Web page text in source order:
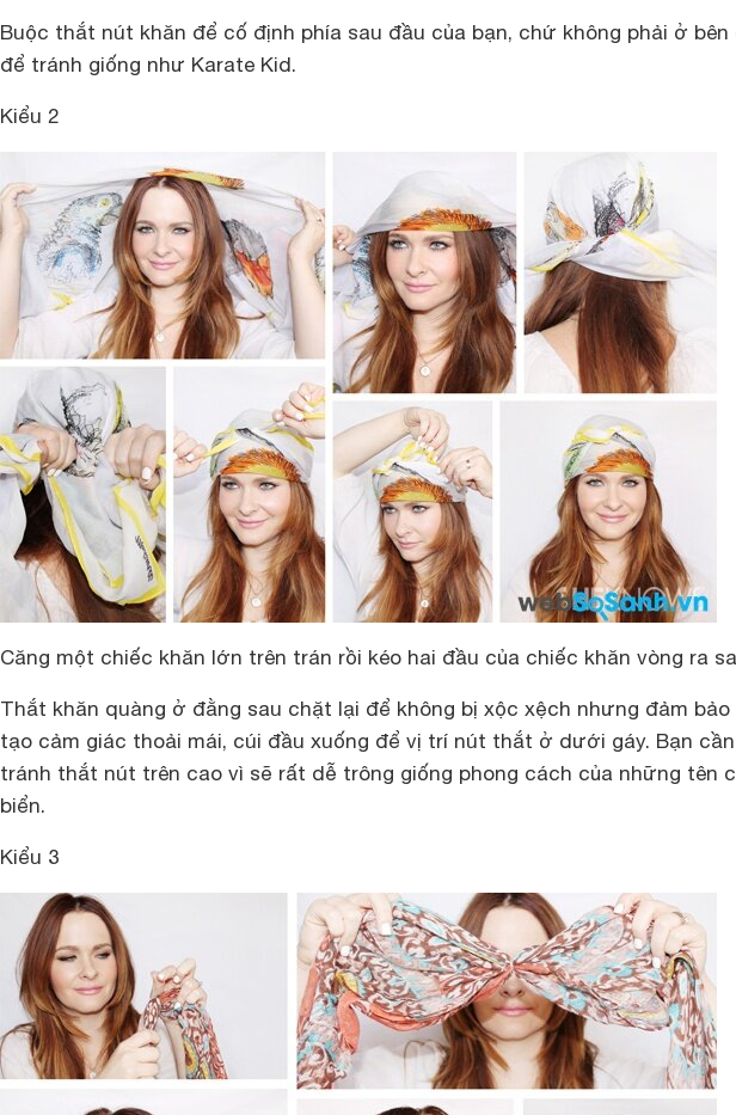
Buộc thắt nút khăn để cố định phía sau đầu của bạn, chứ không phải ở bên
để tránh giống như Karate Kid.
Kiểu 2
Căng một chiếc khăn lớn trên trán rồi kéo hai đầu của chiếc khăn vòng ra
Thắt khăn quàng ở đằng sau chặt lại để không bị xộc xệch nhưng đảm bảo
tạo cảm giác thoải mái, cúi đầu xuống để vị trí nút thắt ở dưới gáy. Bạn cần
tránh thắt nút trên cao vì sẽ rất dễ trông giống phong cách của những tên
biển.
Kiểu 3